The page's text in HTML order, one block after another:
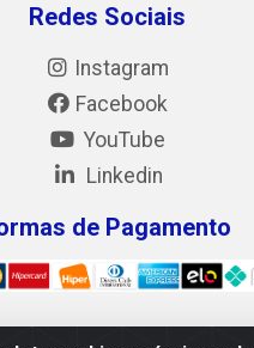
Redes Sociais
Instagram
Facebook
YouTube
Linkedin
de Pagamento